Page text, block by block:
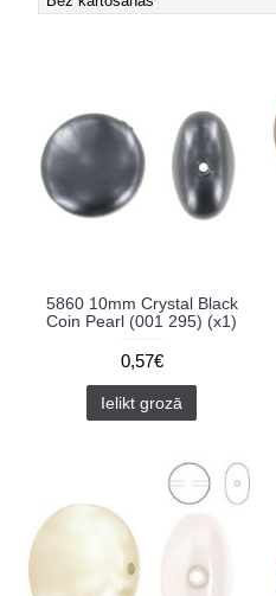
5860 10mm Crystal Black
Coin Pearl (001 295) (x1)
0,57€
Ielikt grozā